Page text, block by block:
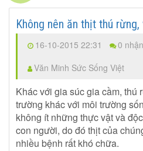
Không nên ăn thịt thú rừng,
16-10-2015 22:31 0
Văn Minh Sức Sống Việt
Khác với gia súc gia cầm, thú
trường khác với môi trường
không ít những thực vật và
con người, do đó thịt của
nhiều bệnh rất khó chữa.